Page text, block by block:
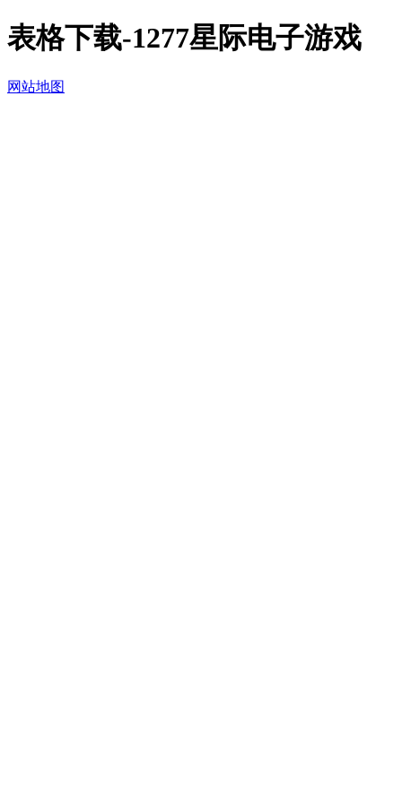
表格下载-1277星际电子游戏
网站地图